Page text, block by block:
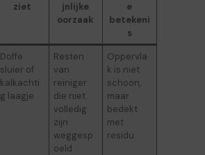
ziet
jnlijke
oorzaak
e
betekeni
s
Doffe
sluier of
kalkachti
g laagje
Resten
van
reiniger
die niet
volledig
zijn
weggesp
oeld
Oppervla
k is niet
schoon,
maar
bedekt
met
residu